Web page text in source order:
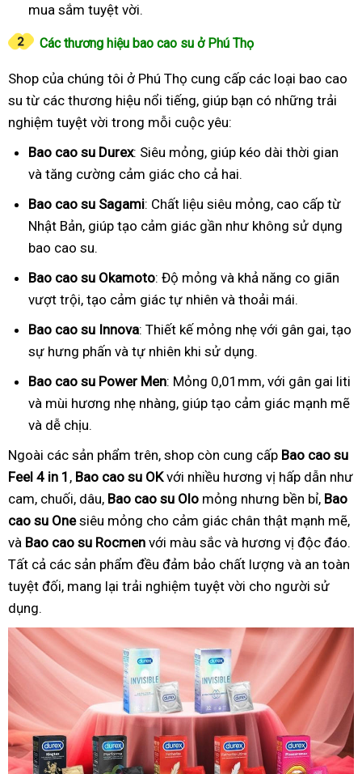
mua sắm tuyệt vời.
Các thương hiệu bao cao su ở Phú Thọ
Shop của chúng tôi ở Phú Thọ cung cấp các loại bao cao
su từ các thương hiệu nổi tiếng, giúp bạn có những trải
nghiệm tuyệt vời trong mỗi cuộc yêu:
Bao cao su Durex: Siêu mỏng, giúp kéo dài thời gian
và tăng cường cảm giác cho cả hai.
Bao cao su Sagami: Chất liệu siêu mỏng, cao cấp từ
Nhật Bản, giúp tạo cảm giác gần như không sử dụng
bao cao su.
Bao cao su Okamoto: Độ mỏng và khả năng co giãn
vượt trội, tạo cảm giác tự nhiên và thoải mái.
Bao cao su Innova: Thiết kế mỏng nhẹ với gân gai, tạo
sự hưng phấn và tự nhiên khi sử dụng.
Bao cao su Power Men: Mỏng 0,01mm, với gân gai liti
và mùi hương nhẹ nhàng, giúp tạo cảm giác mạnh mẽ
và dễ chịu.
Ngoài các sản phẩm trên, shop còn cung cấp Bao cao su
Feel 4 in 1 , Bao cao su OKvới nhiều hương vị hấp dẫn như
cam, chuối, dâu, Bao cao su Olo mỏng nhưng bền bỉ, Bao
cao su Onesiêu mỏng cho cảm giác chân thật mạnh mẽ,
và Bao cao su Rocmen với màu sắc và hương vị độc đáo.
Tất cả các sản phẩm đều đảm bảo chất lượng và an toàn
tuyệt đối, mang lại trải nghiệm tuyệt vời cho người sử
dụng.